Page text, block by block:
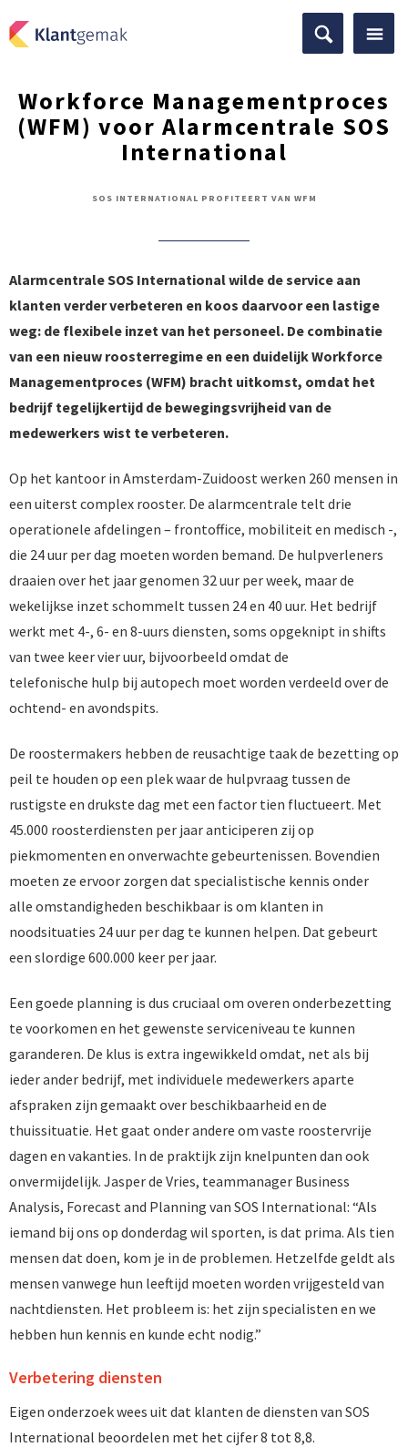
Workforce Managementproces
(WFM) voor Alarmcentrale SOS
International
SOS INTERNATIONAL PROFITEERT VAN WFM
Alarmcentrale SOS International wilde de service aan
klanten verder verbeteren en koos daarvoor een lastige
weg: de flexibele inzet van het personeel. De combinatie
van een nieuw roosterregime en een duidelijk Workforce
Managementproces (WFM) bracht uitkomst, omdat het
bedrijf tegelijkertijd de bewegingsvrijheid van de
medewerkers wist te verbeteren.
Op het kantoor in Amsterdam-Zuidoost werken 260 mensen in
een uiterst complex rooster. De alarmcentrale telt drie
operationele afdelingen – frontoffice, mobiliteit en medisch -,
die 24 uur per dag moeten worden bemand. De hulpverleners
draaien over het jaar genomen 32 uur per week, maar de
wekelijkse inzet schommelt tussen 24 en 40 uur. Het bedrijf
werkt met 4-, 6- en 8-uurs diensten, soms opgeknipt in shifts
van twee keer vier uur, bijvoorbeeld omdat de
telefonische hulp bij autopech moet worden verdeeld over de
ochtend- en avondspits.
De roostermakers hebben de reusachtige taak de bezetting op
peil te houden op een plek waar de hulpvraag tussen de
rustigste en drukste dag met een factor tien fluctueert. Met
45.000 roosterdiensten per jaar anticiperen zij op
piekmomenten en onverwachte gebeurtenissen. Bovendien
moeten ze ervoor zorgen dat specialistische kennis onder
alle omstandigheden beschikbaar is om klanten in
noodsituaties 24 uur per dag te kunnen helpen. Dat gebeurt
een slordige 600.000 keer per jaar.
Een goede planning is dus cruciaal om overen onderbezetting
te voorkomen en het gewenste serviceniveau te kunnen
garanderen. De klus is extra ingewikkeld omdat, net als bij
ieder ander bedrijf, met individuele medewerkers aparte
afspraken zijn gemaakt over beschikbaarheid en de
thuissituatie. Het gaat onder andere om vaste roostervrije
dagen en vakanties. In de praktijk zijn knelpunten dan ook
onvermijdelijk. Jasper de Vries, teammanager Business
Analysis, Forecast and Planning van SOS International: “Als
iemand bij ons op donderdag wil sporten, is dat prima. Als tien
mensen dat doen, kom je in de problemen. Hetzelfde geldt als
mensen vanwege hun leeftijd moeten worden vrijgesteld van
nachtdiensten. Het probleem is: het zijn specialisten en we
hebben hun kennis en kunde echt nodig.”
Verbetering diensten
Eigen onderzoek wees uit dat klanten de diensten van SOS
International beoordelen met het cijfer 8 tot 8,8.